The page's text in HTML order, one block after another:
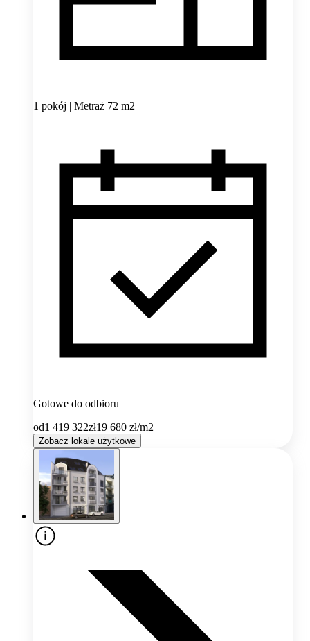
1 pokój | Metraż 72 m2
Gotowe do odbioru
od1 419 322zł19 680 zł/m2
Zobacz lokale użytkowe